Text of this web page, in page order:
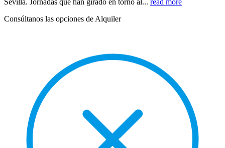
Sevilla. Jornadas que han girado en torno al... read more
Consúltanos las opciones de Alquiler